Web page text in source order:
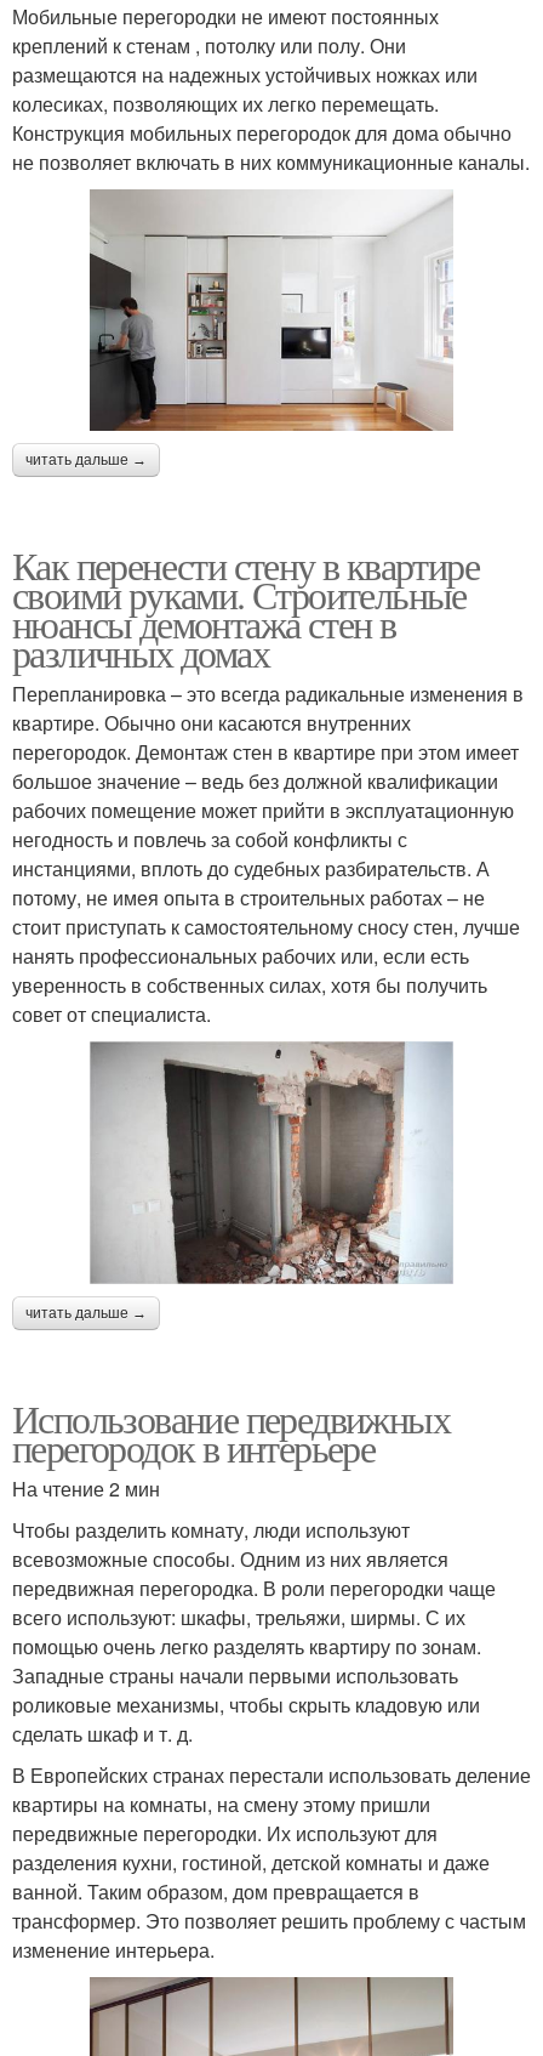
Мобильные перегородки не имеют постоянных
креплений к стенам , потолку или полу. Они
размещаются на надежных устойчивых ножках или
колесиках, позволяющих их легко перемещать.
Конструкция мобильных перегородок для дома обычно
не позволяет включать в них коммуникационные каналы.
читать дальше →
Как перенести стену в квартире
своими руками. Строительные
нюансы демонтажа стен в
различных домах
Перепланировка – это всегда радикальные изменения в
квартире. Обычно они касаются внутренних
перегородок. Демонтаж стен в квартире при этом имеет
большое значение – ведь без должной квалификации
рабочих помещение может прийти в эксплуатационную
негодность и повлечь за собой конфликты с
инстанциями, вплоть до судебных разбирательств. А
потому, не имея опыта в строительных работах – не
стоит приступать к самостоятельному сносу стен, лучше
нанять профессиональных рабочих или, если есть
уверенность в собственных силах, хотя бы получить
совет от специалиста.
читать дальше →
Использование передвижных
перегородок в интерьере
На чтение 2 мин
Чтобы разделить комнату, люди используют
всевозможные способы. Одним из них является
передвижная перегородка. В роли перегородки чаще
всего используют: шкафы, трельяжи, ширмы. С их
помощью очень легко разделять квартиру по зонам.
Западные страны начали первыми использовать
роликовые механизмы, чтобы скрыть кладовую или
сделать шкаф и т. д.
В Европейских странах перестали использовать деление
квартиры на комнаты, на смену этому пришли
передвижные перегородки. Их используют для
разделения кухни, гостиной, детской комнаты и даже
ванной. Таким образом, дом превращается в
трансформер. Это позволяет решить проблему с частым
изменение интерьера.